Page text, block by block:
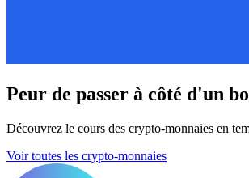
Peur de passer à côté d'un
Découvrez le cours des crypto-monnaies en
Voir toutes les crypto-monnaies